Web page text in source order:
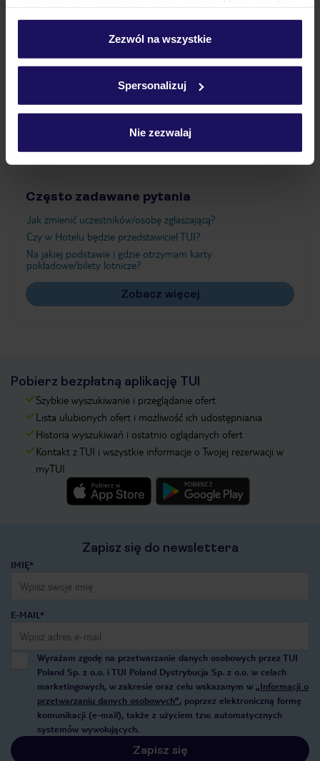
personalizować swój wybór wchodząc w zakładkę
Szczegółowe informacje o plikach cookie znajdziesz
Zezwól na wszystkie
Spersonalizuj
Nie zezwalaj
Ważne informacje
Często zadawane pytania
Jak zmienić uczestników/osobę zgłaszającą?
Czy w Hotelu będzie przedstawiciel TUI?
Na jakiej podstawie i gdzie otrzymam karty
pokładowe/bilety lotnicze?
Zobacz więcej
Pobierz bezpłatną aplikację TUI
Szybkie wyszukiwanie i przeglądanie ofert
Lista ulubionych ofert i możliwość ich udostępniania
Historia wyszukiwań i ostatnio oglądanych ofert
Kontakt z TUI i wszystkie informacje o Twojej rezerwacji w
myTUI
Zapisz się do newslettera
IMIĘ*
E-MAIL*
Wyrażam zgodę na przetwarzanie danych osobowych przez TUI
Poland Sp. z o.o. i TUI Poland Dystrybucja Sp. z o.o. w celach
marketingowych, w zakresie oraz celu wskazanym w „Informacji o
przetwarzaniu danych osobowych”, poprzez elektroniczną formę
komunikacji (e-mail), także z użyciem tzw. automatycznych
systemów wywołujących.
Zapisz się